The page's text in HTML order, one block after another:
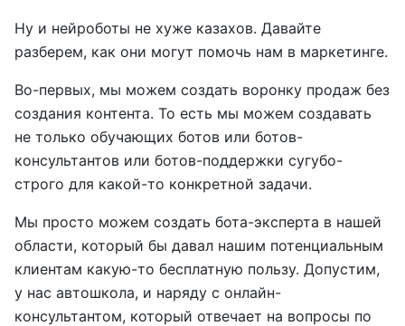
Ну и нейроботы не хуже казахов. Давайте
разберем, как они могут помочь нам в маркетинге.
Во-первых, мы можем создать воронку продаж без
создания контента. То есть мы можем создавать
не только обучающих ботов или ботов-
консультантов или ботов-поддержки сугубо-
строго для какой-то конкретной задачи.
Мы просто можем создать бота-эксперта в нашей
области, который бы давал нашим потенциальным
клиентам какую-то бесплатную пользу. Допустим,
у нас автошкола, и наряду с онлайн-
консультантом, который отвечает на вопросы по